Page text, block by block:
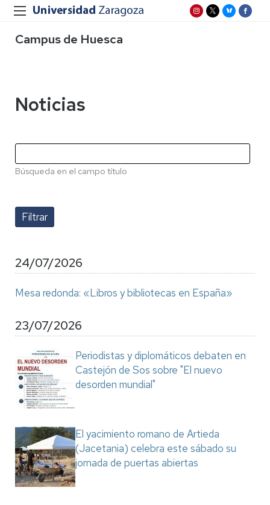
Campus de Huesca
Noticias
Búsqueda en el campo título
24/07/2026
Mesa redonda: «Libros y bibliotecas en España»
23/07/2026
Periodistas y diplomáticos debaten en
Castejón de Sos sobre "El nuevo
desorden mundial"
El yacimiento romano de Artieda
(Jacetania) celebra este sábado su
jornada de puertas abiertas